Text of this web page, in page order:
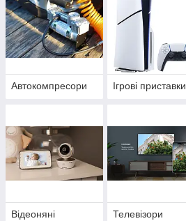
Автокомпресори Ігрові приставки
Відеоняні Телевізори